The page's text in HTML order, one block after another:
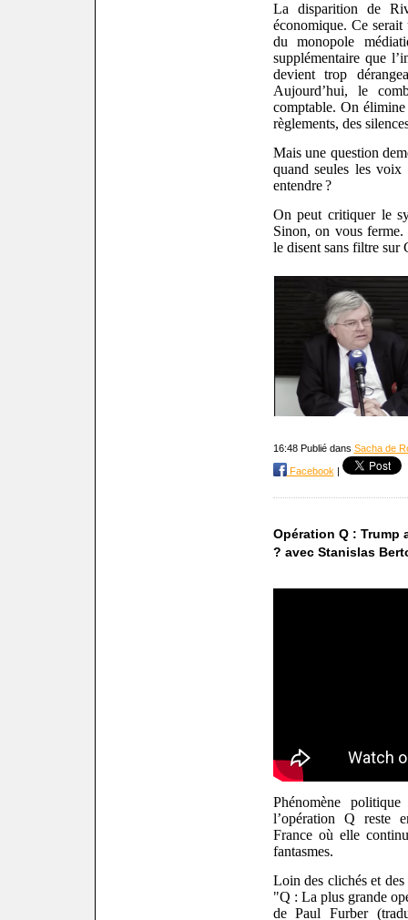
La disparition de
économique. Ce
du monopole
supplémentaire que
devient trop
Aujourd’hui, le
comptable. On élimine
règlements, des
Mais une question
quand seules les voix
entendre ?
On peut critiquer le
Sinon, on vous
le disent sans filtre sur
16:48 Publié dans Sacha de
Facebook |
Opération Q : Trump
? avec Stanislas
Phénomène
l’opération Q reste
France où elle
fantasmes.
Loin des clichés et
"Q : La plus grande
de Paul Furber